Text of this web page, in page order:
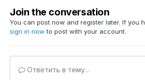
Join the conversation
You can post now and register later. If you
sign in now to post with your account.
Ответить в тему...